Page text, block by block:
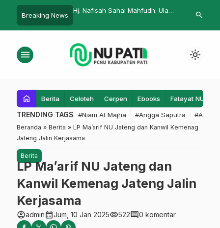
Breaking News
Sahal Mahfudh: UlamaTanya Jawab Bersama Syuriah
PT Sukun
Apresiasi
search
menu light_mode
home Berita Celoteh Cerpen Ebooks Fatayat NU
TRENDING TAGS #Niam At Majha #Angga Saputra #Admin
Beranda » Berita » LP Ma’arif NU Jateng dan Kanwil Kemenag
Jateng Jalin Kerjasama
Berita
LP Ma’arif NU Jateng dan
Kanwil Kemenag Jateng Jalin
Kerjasama
account_circleadmincalendar_monthJum, 10 Jan 2025visibility522comment0 komentar